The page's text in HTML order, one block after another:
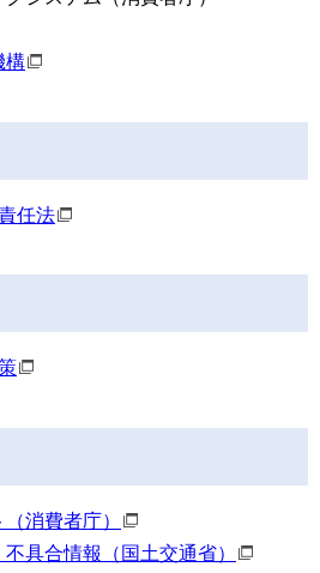
構
任法
消費者庁）
具合情報（国土交通省）